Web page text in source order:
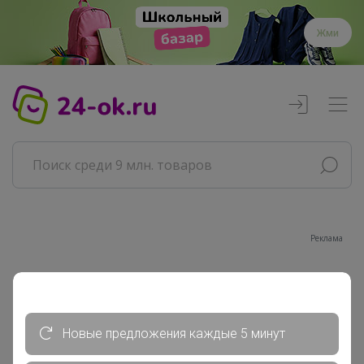
Жми
Реклама
АРХИВ СП
Новые предложения каждые 5 минут